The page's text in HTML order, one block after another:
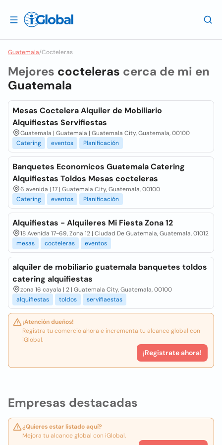
Guatemala/Cocteleras
Empresas destacadas
¿Quieres estar listado aquí?
Mejora tu alcance global con iGlobal.
Mejores cocteleras cerca de mi en
Guatemala
Mesas Coctelera Alquiler de Mobiliario
Alquifiestas Servifiestas
Guatemala | Guatemala | Guatemala City, Guatemala, 00100
Catering
eventos Planificación
Banquetes Economicos Guatemala Catering
Alquifiestas Toldos Mesas cocteleras
6 avenida | 17 | Guatemala City, Guatemala, 00100
Catering
eventos Planificación
Alquifiestas - Alquileres Mi Fiesta Zona 12
18 Avenida 17-69, Zona 12 | Ciudad De Guatemala, Guatemala, 01012
mesas
cocteleras eventos
alquiler de mobiliario guatemala banquetes toldos
catering alquifiestas
zona 16 cayala | 2 | Guatemala City, Guatemala, 00100
alquifiestas
toldos servifiaestas
¡Atención dueños!
Registra tu comercio ahora e incrementa tu alcance global con
iGlobal.
¡Registrate ahora!